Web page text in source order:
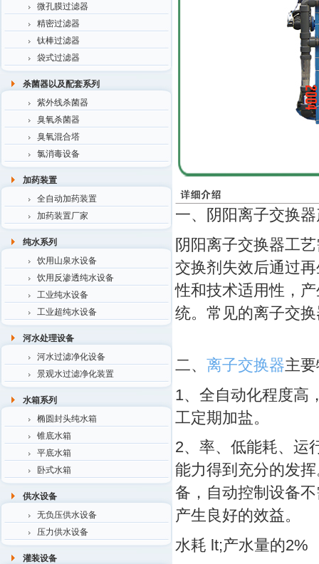
微孔膜过滤器
精密过滤器
钛棒过滤器
袋式过滤器
杀菌器以及配套系列
紫外线杀菌器
臭氧杀菌器
臭氧混合塔
氯消毒设备
加药装置
全自动加药装置
加药装置厂家
纯水系列
饮用山泉水设备
饮用反渗透纯水设备
工业纯水设备
工业超纯水设备
河水处理设备
河水过滤净化设备
景观水过滤净化装置
水箱系列
椭圆封头纯水箱
锥底水箱
平底水箱
卧式水箱
供水设备
无负压供水设备
压力供水设备
灌装设备
一、阴阳离子交换
阴阳离子交换器工
交换剂失效后通过
性和技术适用性，
统。常见的离子
二、 离子交换器主
1、全自动化程度高
工定期加盐。
2、率、低能耗、运
能力得到充分的发
备，自动控制设备
产生良好的效益。
水耗 lt;产水量的2%